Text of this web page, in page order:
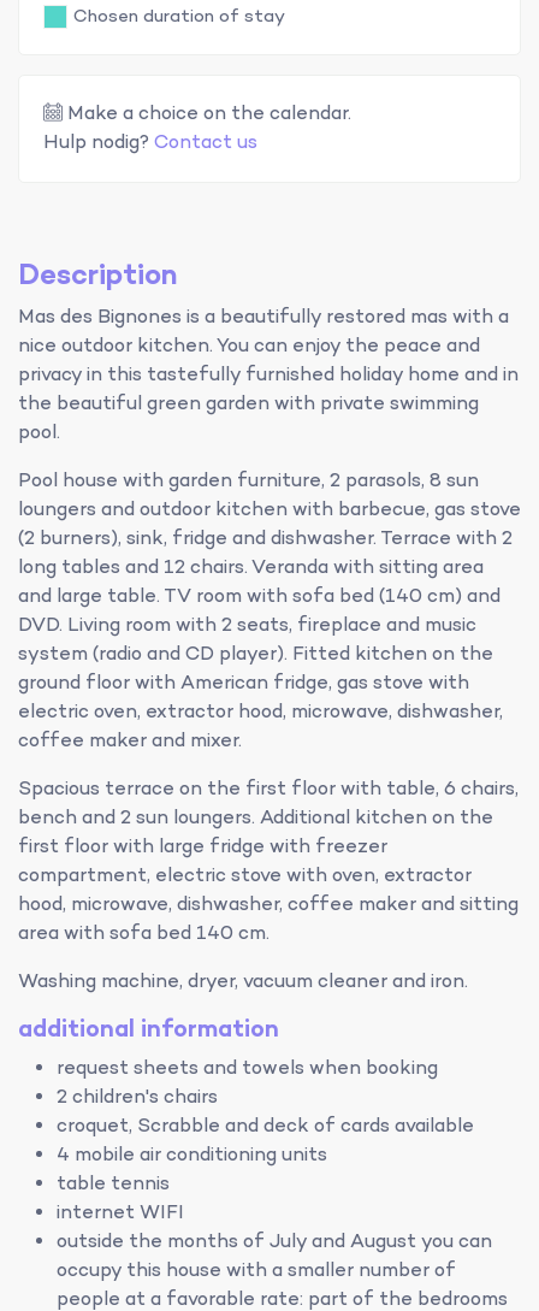
Chosen duration of stay
Make a choice on the calendar.
Hulp nodig? Contact us
Description
Mas des Bignones is a beautifully restored mas with a
nice outdoor kitchen. You can enjoy the peace and
privacy in this tastefully furnished holiday home and in
the beautiful green garden with private swimming
pool.
Pool house with garden furniture, 2 parasols, 8 sun
loungers and outdoor kitchen with barbecue, gas stove
(2 burners), sink, fridge and dishwasher. Terrace with 2
long tables and 12 chairs. Veranda with sitting area
and large table. TV room with sofa bed (140 cm) and
DVD. Living room with 2 seats, fireplace and music
system (radio and CD player). Fitted kitchen on the
ground floor with American fridge, gas stove with
electric oven, extractor hood, microwave, dishwasher,
coffee maker and mixer.
Spacious terrace on the first floor with table, 6 chairs,
bench and 2 sun loungers. Additional kitchen on the
first floor with large fridge with freezer
compartment, electric stove with oven, extractor
hood, microwave, dishwasher, coffee maker and sitting
area with sofa bed 140 cm.
Washing machine, dryer, vacuum cleaner and iron.
additional information
request sheets and towels when booking
2 children's chairs
croquet, Scrabble and deck of cards available
4 mobile air conditioning units
table tennis
internet WIFI
outside the months of July and August you can
occupy this house with a smaller number of
people at a favorable rate: part of the bedrooms